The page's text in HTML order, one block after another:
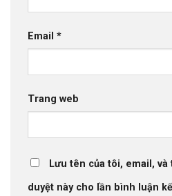
Email *
Trang web
Lưu tên của tôi, email,
duyệt này cho lần bình luận